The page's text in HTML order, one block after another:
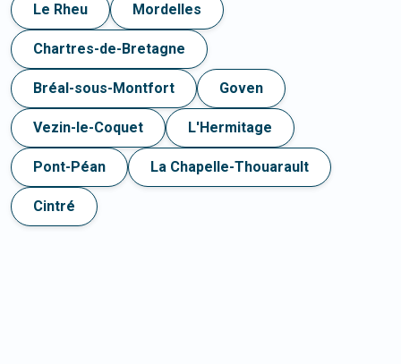
Le Rheu Mordelles
Chartres-de-Bretagne
Bréal-sous-Montfort Goven
Vezin-le-Coquet L'Hermitage
Pont-Péan La Chapelle-Thouarault
Cintré